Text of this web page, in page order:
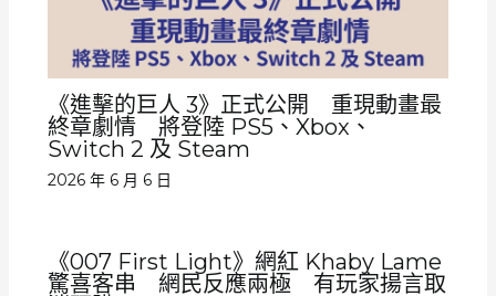
《進擊的巨人 3》正式公開 重現動畫最
終章劇情 將登陸 PS5、Xbox、
Switch 2 及 Steam
2026 年 6 月 6 日
《007 First Light》網紅 Khaby Lame
驚喜客串 網民反應兩極 有玩家揚言取